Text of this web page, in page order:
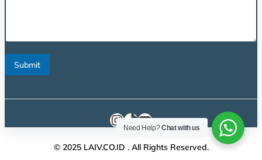
a
Submit
Instagram
TikTok
YouTube
© 2025 LAIV.CO.ID . All Rights Reserved.
Need Help?Chat with us